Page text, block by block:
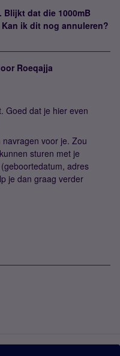
dat die 1000mB
ik dit nog annuleren?
Roeqajja
Goed dat je hier even
voor je. Zou
kunnen sturen met je
adres
je dan graag verder